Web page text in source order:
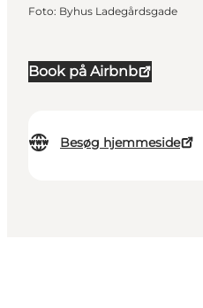
Book på Airbnb
Besøg hjemmeside
Foto: Byhus Ladegårdsgade